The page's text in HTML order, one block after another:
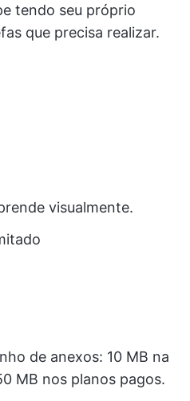
tendo seu próprio
que precisa realizar.
visualmente.
de anexos: 10 MB na
MB nos planos pagos.